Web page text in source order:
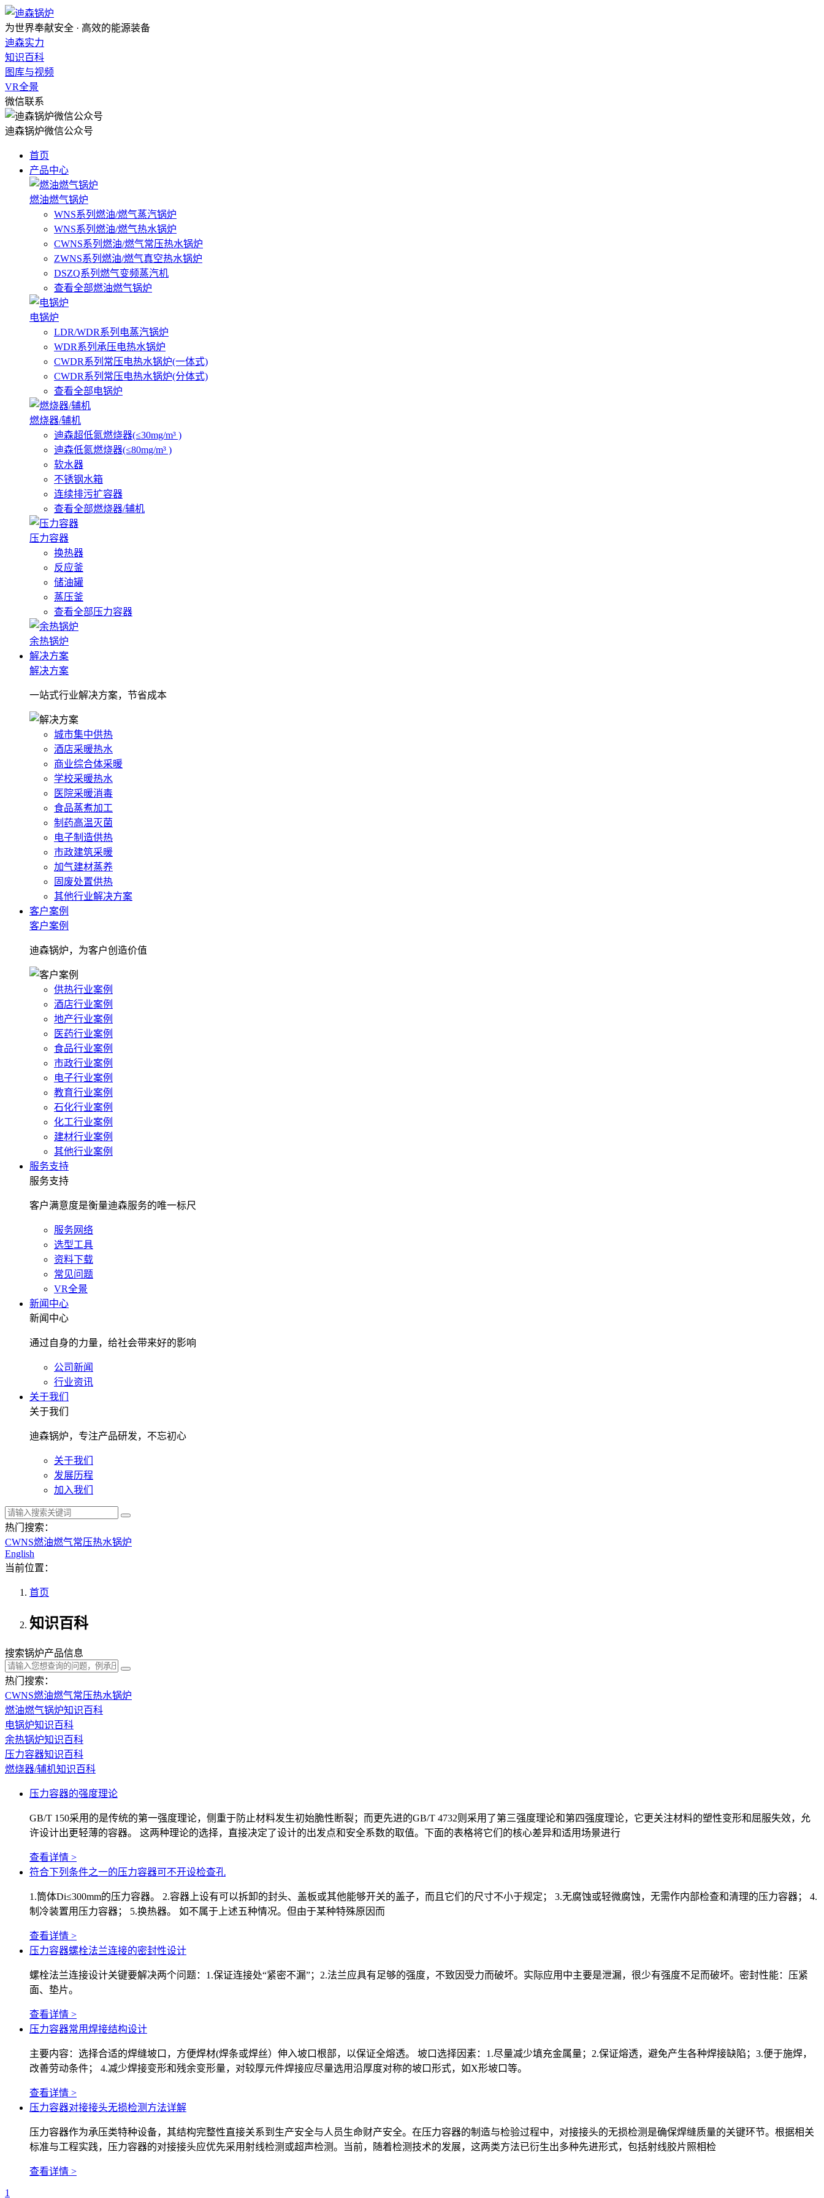
为世界奉献安全 · 高效的能源装备
迪森实力
知识百科
图库与视频
VR全景
微信联系
迪森锅炉微信公众号
首页
产品中心
燃油燃气锅炉
WNS系列燃油/燃气蒸汽锅炉
WNS系列燃油/燃气热水锅炉
CWNS系列燃油/燃气常压热水锅炉
ZWNS系列燃油/燃气真空热水锅炉
DSZQ系列燃气变频蒸汽机
查看全部燃油燃气锅炉
电锅炉
LDR/WDR系列电蒸汽锅炉
WDR系列承压电热水锅炉
CWDR系列常压电热水锅炉(一体式)
CWDR系列常压电热水锅炉(分体式)
查看全部电锅炉
燃烧器/辅机
迪森超低氮燃烧器(≤30mg/m³ )
迪森低氮燃烧器(≤80mg/m³ )
软水器
不锈钢水箱
连续排污扩容器
查看全部燃烧器/辅机
压力容器
换热器
反应釜
储油罐
蒸压釜
查看全部压力容器
余热锅炉
解决方案
解决方案
一站式行业解决方案，节省成本
城市集中供热
酒店采暖热水
商业综合体采暖
学校采暖热水
医院采暖消毒
食品蒸煮加工
制药高温灭菌
电子制造供热
市政建筑采暖
加气建材蒸养
固废处置供热
其他行业解决方案
客户案例
客户案例
迪森锅炉，为客户创造价值
供热行业案例
酒店行业案例
地产行业案例
医药行业案例
食品行业案例
市政行业案例
电子行业案例
教育行业案例
石化行业案例
化工行业案例
建材行业案例
其他行业案例
服务支持
服务支持
客户满意度是衡量迪森服务的唯一标尺
服务网络
选型工具
资料下载
常见问题
VR全景
新闻中心
新闻中心
通过自身的力量，给社会带来好的影响
公司新闻
行业资讯
关于我们
关于我们
迪森锅炉，专注产品研发，不忘初心
关于我们
发展历程
加入我们
热门搜索：
CWNS燃油燃气常压热水锅炉
English
当前位置：
首页
知识百科
搜索锅炉产品信息
热门搜索：
CWNS燃油燃气常压热水锅炉
燃油燃气锅炉知识百科
电锅炉知识百科
余热锅炉知识百科
压力容器知识百科
燃烧器/辅机知识百科
压力容器的强度理论
GB/T 150采用的是传统的第一强度理论，侧重于防止材料发生初始脆性断裂；而更先进的GB/T 4732则采用了第三强度理论和第四强度理论，它更关注材料的塑性变形和屈服失效，允
许设计出更轻薄的容器。 这两种理论的选择，直接决定了设计的出发点和安全系数的取值。下面的表格将它们的核心差异和适用场景进行
查看详情 >
符合下列条件之一的压力容器可不开设检查孔
1.筒体Di≤300mm的压力容器。 2.容器上设有可以拆卸的封头、盖板或其他能够开关的盖子，而且它们的尺寸不小于规定； 3.无腐蚀或轻微腐蚀，无需作内部检查和清理的压力容器； 4.
制冷装置用压力容器； 5.换热器。 如不属于上述五种情况。但由于某种特殊原因而
查看详情 >
压力容器螺栓法兰连接的密封性设计
螺栓法兰连接设计关键要解决两个问题：1.保证连接处“紧密不漏”；2.法兰应具有足够的强度，不致因受力而破坏。实际应用中主要是泄漏，很少有强度不足而破坏。密封性能：压紧
面、垫片。
查看详情 >
压力容器常用焊接结构设计
主要内容：选择合适的焊缝坡口，方便焊材(焊条或焊丝）伸入坡口根部，以保证全熔透。 坡口选择因素：1.尽量减少填充金属量；2.保证熔透，避免产生各种焊接缺陷；3.便于施焊，
改善劳动条件； 4.减少焊接变形和残余变形量，对较厚元件焊接应尽量选用沿厚度对称的坡口形式，如X形坡口等。
查看详情 >
压力容器对接接头无损检测方法详解
压力容器作为承压类特种设备，其结构完整性直接关系到生产安全与人员生命财产安全。在压力容器的制造与检验过程中，对接接头的无损检测是确保焊缝质量的关键环节。根据相关
标准与工程实践，压力容器的对接接头应优先采用射线检测或超声检测。当前，随着检测技术的发展，这两类方法已衍生出多种先进形式，包括射线胶片照相检
查看详情 >
1